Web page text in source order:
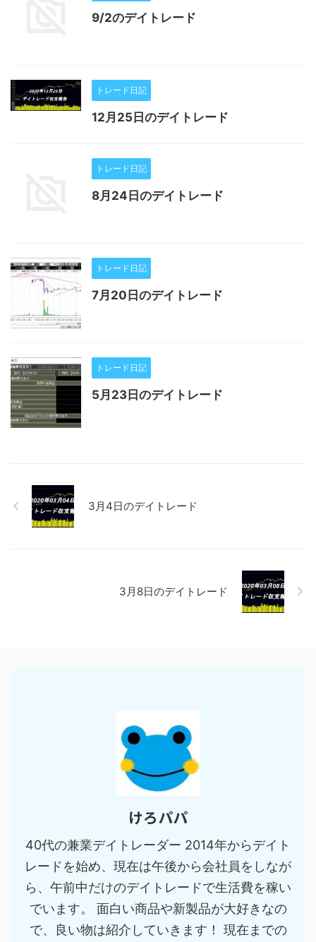
9/2のデイトレード
トレード日記
12月25日のデイトレード
トレード日記
8月24日のデイトレード
トレード日記
7月20日のデイトレード
トレード日記
5月23日のデイトレード
3月4日のデイトレード
3月8日のデイトレード
けろパパ
40代の兼業デイトレーダー 2014年からデイト
レードを始め、現在は午後から会社員をしなが
ら、午前中だけのデイトレードで生活費を稼い
でいます。 面白い商品や新製品が大好きなの
で、良い物は紹介していきます！ 現在までの